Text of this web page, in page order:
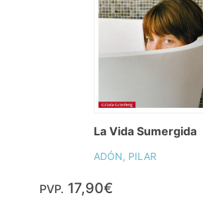
La Vida Sumergida
ADÓN, PILAR
PVP. 17,90€